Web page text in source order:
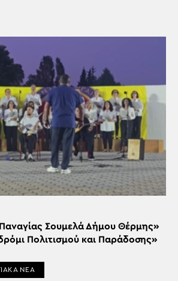
Σουμελά Δήμου Θέρμης»
Πολιτισμού και Παράδοσης»
ΝΕΑ